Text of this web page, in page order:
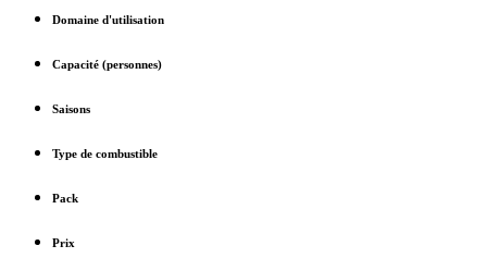
Domaine d'utilisation
Capacité (personnes)
Saisons
Type de combustible
Pack
Prix